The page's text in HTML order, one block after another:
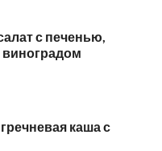
с печенью,
каша с